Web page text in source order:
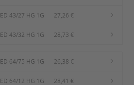
ED 43/27 HG 1G 27,26 €
ED 43/32 HG 1G 28,73 €
ED 64/75 HG 1G 26,38 €
ED 64/12 HG 1G 28,41 €